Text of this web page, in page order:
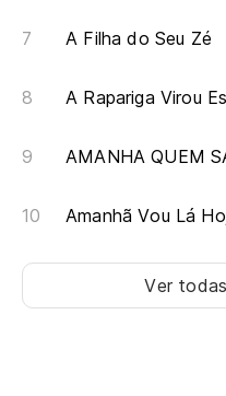
A Filha do Seu Zé
A Rapariga Virou
AMANHA QUEM
Amanhã Vou Lá
Ver